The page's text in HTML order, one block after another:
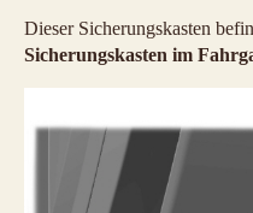
Dieser Sicherungskasten
Sicherungskasten im